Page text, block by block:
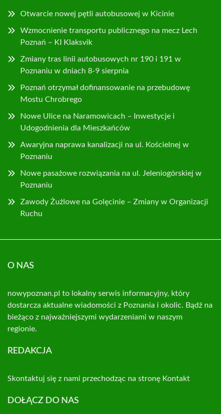
Otwarcie nowej pętli autobusowej w Kicinie
Wzmocnienie transportu publicznego na mecz Lech
Poznań – KI Klaksvik
Zmiany tras linii autobusowych nr 190 i 191 w
Poznaniu w dniach 8-9 sierpnia
Poznań otrzymał dofinansowanie na przebudowę
Mostu Chrobrego
Nowe Ulice na Naramowicach – Inwestycje i
Udogodnienia dla Mieszkańców
Awaryjna naprawa kanalizacji na ul. Kościelnej w
Poznaniu
Nowe pasażowe rozwiązania na ul. Jeleniogórskiej w
Poznaniu
Zawody Żużlowe na Golęcinie – Zmiany w Organizacji
Ruchu
O NAS
nowypoznan.pl to lokalny serwis informacyjny, który
dostarcza aktualne wiadomości z Poznania i okolic. Bądź na
bieżąco z najważniejszymi wydarzeniami w naszym
regionie.
REDAKCJA
Skontaktuj się z nami przechodząc na stronę Kontakt
DOŁĄCZ DO NAS